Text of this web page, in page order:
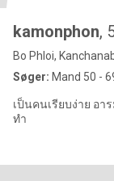
kamonphon,
Bo Phloi,
Søger: Mand 50 -
เป็นคนเรียบง่าย อา
ทำ